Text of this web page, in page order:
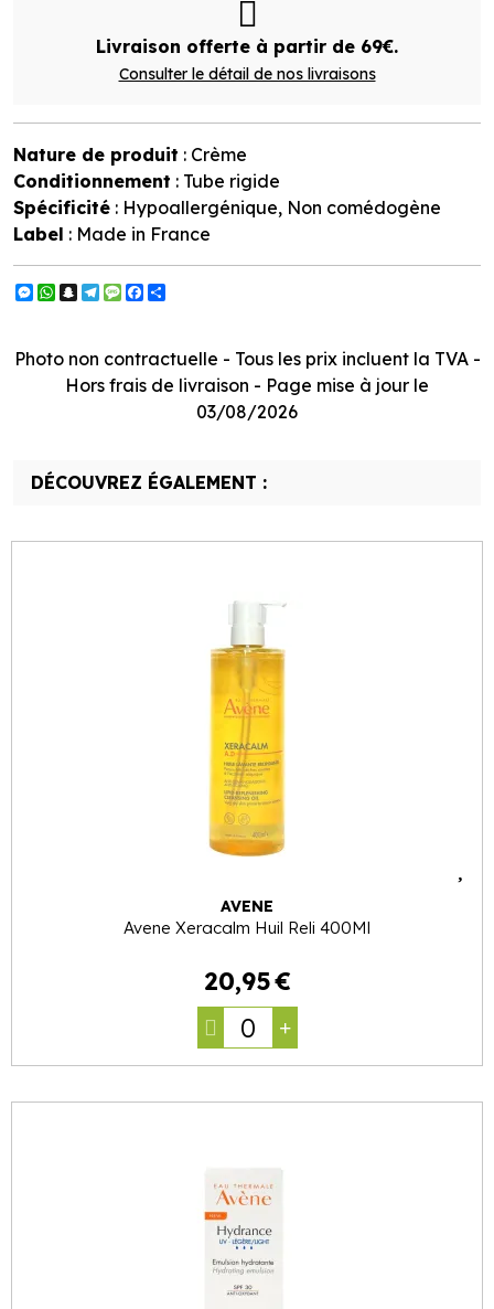
Livraison offerte à partir de 69€.
Consulter le détail de nos livraisons
Nature de produit : Crème
Conditionnement : Tube rigide
Spécificité : Hypoallergénique, Non comédogène
Label : Made in France
Messenger
WhatsApp
Snapchat
Telegram
Message
Facebook
Photo non contractuelle - Tous les prix incluent la TVA -
Hors frais de livraison - Page mise à jour le
03/08/2026
DÉCOUVREZ ÉGALEMENT :
AVENE
Avene Xeracalm Huil Reli 400Ml
20,95€
0